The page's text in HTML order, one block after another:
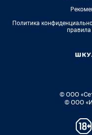
Политика
© ООО
© ООО